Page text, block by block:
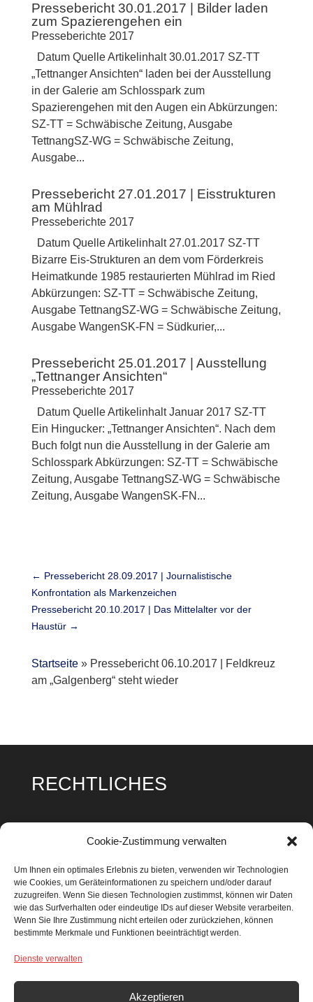
Cookie-Zustimmung verwalten
Um Ihnen ein optimales Erlebnis zu bieten, verwenden wir Technologien
wie Cookies, um Geräteinformationen zu speichern und/oder darauf
zuzugreifen. Wenn Sie diesen Technologien zustimmst, können wir Daten
wie das Surfverhalten oder eindeutige IDs auf dieser Website verarbeiten.
Wenn Sie Ihre Zustimmung nicht erteilen oder zurückziehen, können
bestimmte Merkmale und Funktionen beeinträchtigt werden.
Dienste verwalten
Akzeptieren
Pressebericht 30.01.2017 | Bilder laden
zum Spazierengehen ein
Presseberichte 2017
Datum Quelle Artikelinhalt 30.01.2017 SZ-TT
„Tettnanger Ansichten“ laden bei der Ausstellung
in der Galerie am Schlosspark zum
Spazierengehen mit den Augen ein Abkürzungen:
SZ-TT = Schwäbische Zeitung, Ausgabe
TettnangSZ-WG = Schwäbische Zeitung,
Ausgabe...
Pressebericht 27.01.2017 | Eisstrukturen
am Mühlrad
Presseberichte 2017
Datum Quelle Artikelinhalt 27.01.2017 SZ-TT
Bizarre Eis-Strukturen an dem vom Förderkreis
Heimatkunde 1985 restaurierten Mühlrad im Ried
Abkürzungen: SZ-TT = Schwäbische Zeitung,
Ausgabe TettnangSZ-WG = Schwäbische Zeitung,
Ausgabe WangenSK-FN = Südkurier,...
Pressebericht 25.01.2017 | Ausstellung
„Tettnanger Ansichten“
Presseberichte 2017
Datum Quelle Artikelinhalt Januar 2017 SZ-TT
Ein Hingucker: „Tettnanger Ansichten“. Nach dem
Buch folgt nun die Ausstellung in der Galerie am
Schlosspark Abkürzungen: SZ-TT = Schwäbische
Zeitung, Ausgabe TettnangSZ-WG = Schwäbische
Zeitung, Ausgabe WangenSK-FN...
← Pressebericht 28.09.2017 | Journalistische
Konfrontation als Markenzeichen
Pressebericht 20.10.2017 | Das Mittelalter vor der
Haustür→
Startseite» Pressebericht 06.10.2017 | Feldkreuz
am „Galgenberg“ steht wieder
RECHTLICHES
Datenschutz
Cookie Richtlinie
SUCHEN & FINDEN
Search Button